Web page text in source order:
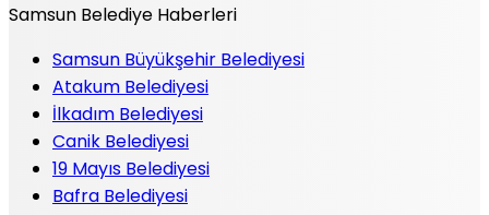
Samsun Belediye Haberleri
Samsun Büyükşehir Belediyesi
Atakum Belediyesi
İlkadım Belediyesi
Canik Belediyesi
19 Mayıs Belediyesi
Bafra Belediyesi